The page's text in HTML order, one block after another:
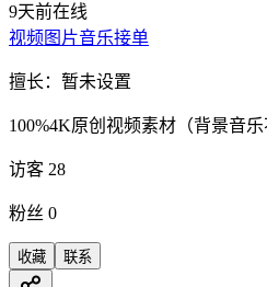
9天前在线
视频 图片音乐接单
擅长： 暂未设置
100%4K原创视频素材（背景音
访客 28
粉丝 0
收藏 联系